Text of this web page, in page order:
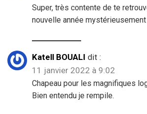
Super, très contente de te
nouvelle année
Katell BOUALI dit :
11 janvier 2022 à 9:02
Chapeau pour les magnifiques
Bien entendu je rempile.